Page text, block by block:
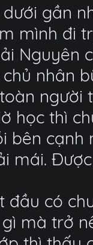
gần
mình đi
Nguyên
nhân
người
học thì
bên
mái.
đầu có
mà trở